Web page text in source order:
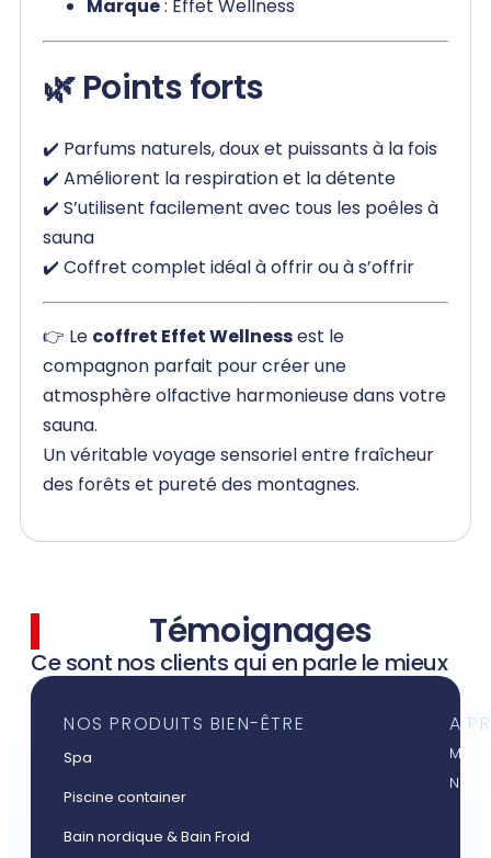
Marque: Effet Wellness
🌿 Points forts
✔️ Parfums naturels, doux et puissants à la fois
✔️ Améliorent la respiration et la détente
✔️ S’utilisent facilement avec tous les poêles à
sauna
✔️ Coffret complet idéal à offrir ou à s’offrir
👉 Le coffret Effet Wellnessest le
compagnon parfait pour créer une
atmosphère olfactive harmonieuse dans votre
sauna.
Un véritable voyage sensoriel entre fraîcheur
des forêts et pureté des montagnes.
Témoignages
Ce sont nos clients qui en parle le mieux
NOS PRODUITS BIEN-ÊTRE
Spa
Piscine container
Bain nordique & Bain Froid
A
Nos